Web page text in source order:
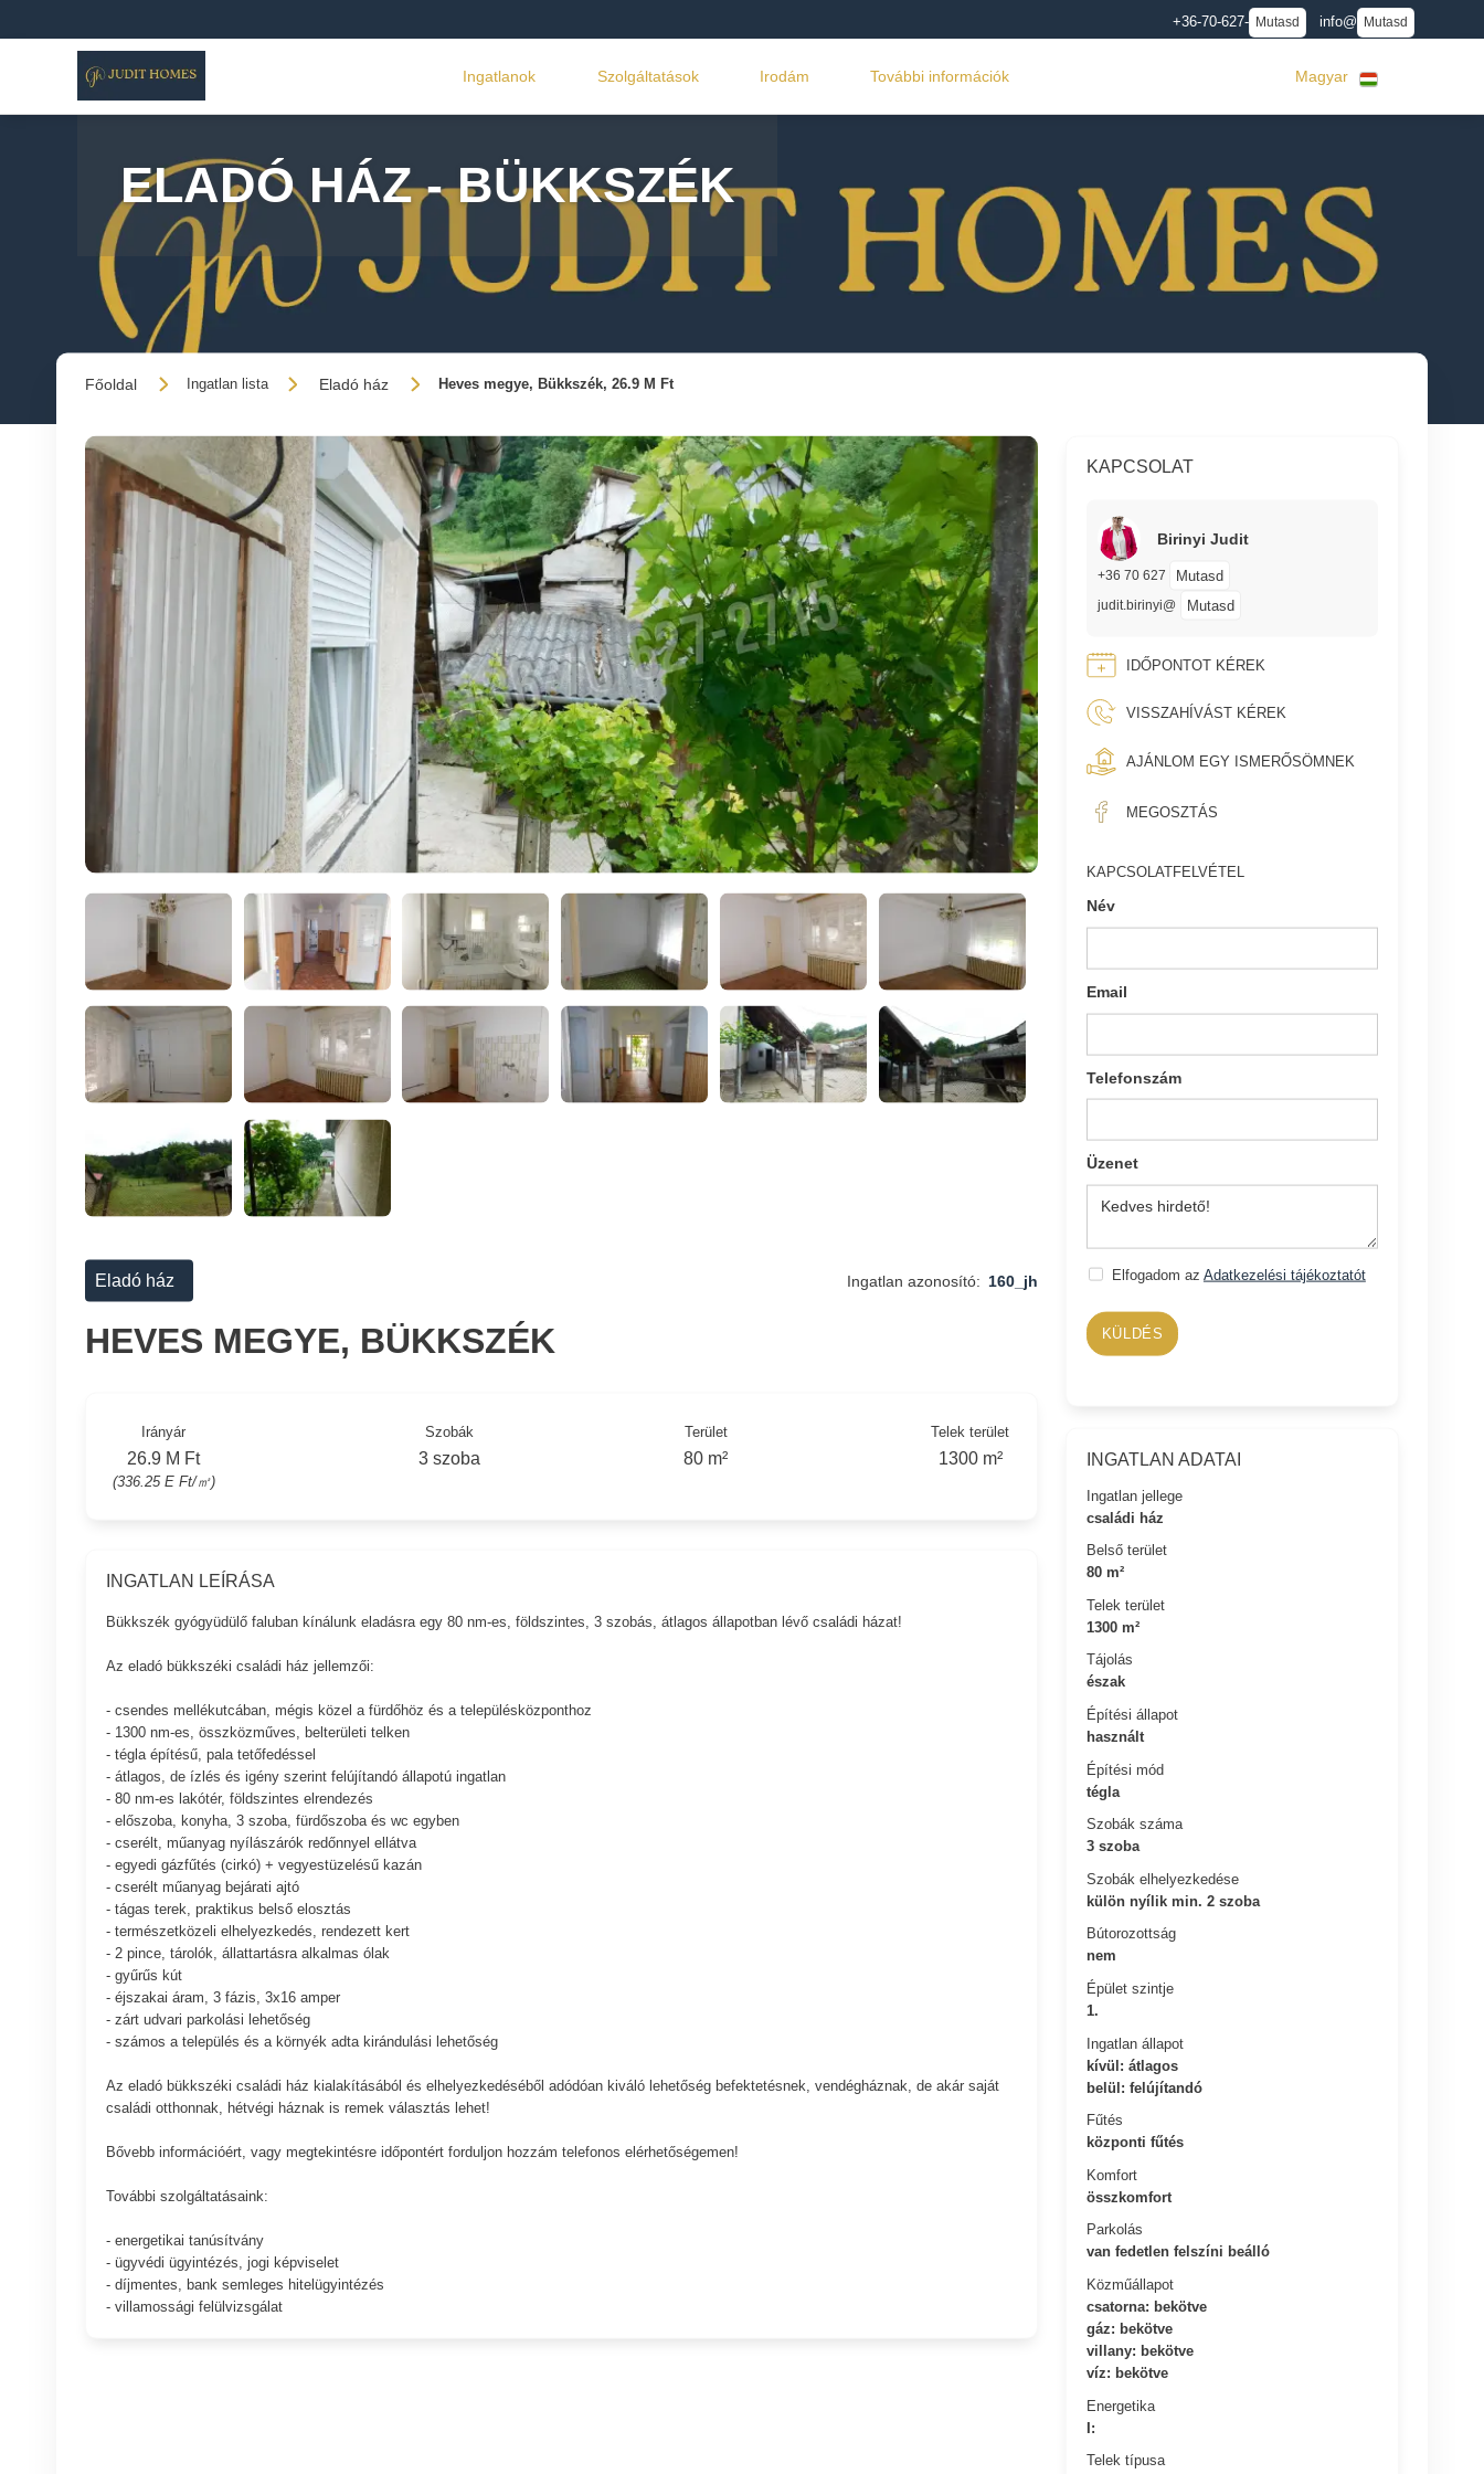
+36-70-627- Mutasd info@ Mutasd
Ingatlanok Szolgáltatások Irodám További információk Magyar
ELADÓ HÁZ - BÜKKSZÉK
Főoldal Ingatlan lista Eladó ház Heves megye, Bükkszék, 26.9 M Ft
KAPCSOLAT
Birinyi Judit
+36 70 627 Mutasd
judit.birinyi@ Mutasd
IDŐPONTOT KÉREK
VISSZAHÍVÁST KÉREK
AJÁNLOM EGY ISMERŐSÖMNEK
MEGOSZTÁS
KAPCSOLATFELVÉTEL
Név
Email
Telefonszám
Üzenet
Elfogadom az Adatkezelési tájékoztatót
KÜLDÉS
INGATLAN ADATAI
Ingatlan jellege
családi ház
Belső terület
80 m²
Telek terület
1300 m²
Tájolás
észak
Építési állapot
használt
Építési mód
tégla
Szobák száma
3 szoba
Szobák elhelyezkedése
külön nyílik min. 2 szoba
Bútorozottság
nem
Épület szintje
1.
Ingatlan állapot
kívül: átlagos
belül: felújítandó
Fűtés
központi fűtés
Komfort
összkomfort
Parkolás
van fedetlen felszíni beálló
Közműállapot
csatorna: bekötve
gáz: bekötve
villany: bekötve
víz: bekötve
Energetika
I:
Telek típusa
Eladó ház Ingatlan azonosító: 160_jh
HEVES MEGYE, BÜKKSZÉK
Irányár
26.9 M Ft
(336.25 E Ft/㎡)
Szobák
3 szoba
Terület
80 m²
Telek terület
1300 m²
INGATLAN LEÍRÁSA
Bükkszék gyógyüdülő faluban kínálunk eladásra egy 80 nm-es, földszintes, 3 szobás, átlagos állapotban lévő családi házat!
Az eladó bükkszéki családi ház jellemzői:
- csendes mellékutcában, mégis közel a fürdőhöz és a településközponthoz
- 1300 nm-es, összközműves, belterületi telken
- tégla építésű, pala tetőfedéssel
- átlagos, de ízlés és igény szerint felújítandó állapotú ingatlan
- 80 nm-es lakótér, földszintes elrendezés
- előszoba, konyha, 3 szoba, fürdőszoba és wc egyben
- cserélt, műanyag nyílászárók redőnnyel ellátva
- egyedi gázfűtés (cirkó) + vegyestüzelésű kazán
- cserélt műanyag bejárati ajtó
- tágas terek, praktikus belső elosztás
- természetközeli elhelyezkedés, rendezett kert
- 2 pince, tárolók, állattartásra alkalmas ólak
- gyűrűs kút
- éjszakai áram, 3 fázis, 3x16 amper
- zárt udvari parkolási lehetőség
- számos a település és a környék adta kirándulási lehetőség
Az eladó bükkszéki családi ház kialakításából és elhelyezkedéséből adódóan kiváló lehetőség befektetésnek, vendégháznak, de akár saját
családi otthonnak, hétvégi háznak is remek választás lehet!
Bővebb információért, vagy megtekintésre időpontért forduljon hozzám telefonos elérhetőségemen!
További szolgáltatásaink:
- energetikai tanúsítvány
- ügyvédi ügyintézés, jogi képviselet
- díjmentes, bank semleges hitelügyintézés
- villamossági felülvizsgálat